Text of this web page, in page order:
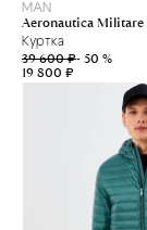
MAN
Aeronautica Militare
Куртка
39 600 ₽- 50 %
19 800 ₽